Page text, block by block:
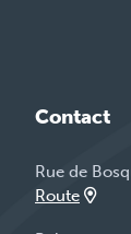
Contact
Rue de
Route